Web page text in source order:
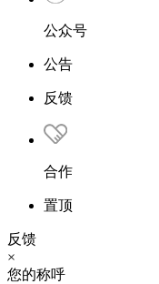
公众号
公告
反馈
合作
置顶
反馈
×
您的称呼